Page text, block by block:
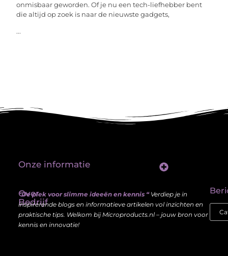
onmisbaar geworden. Of je nu een tech-liefhebber bent
die altijd op zoek is naar de nieuwste gadgets,
...
Over
Bedrijf
“De plek voor slimme ideeën en kennis “Verdiep je in
inspirerende blogs en informatieve artikelen vol inzichten en
praktische tips. Welkom bij Microproducts.nl – jouw bron voor
kennis en innovatie!
Onze informatie